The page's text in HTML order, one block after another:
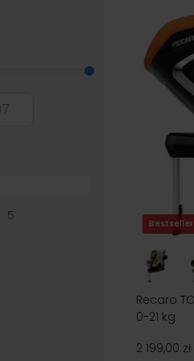
0-18 kg są dostępne w wielu
z praktycznych dodatków,
zamontować także w
wartość
5
Bestseller
Recaro
0-21 kg
2 199,00 zł